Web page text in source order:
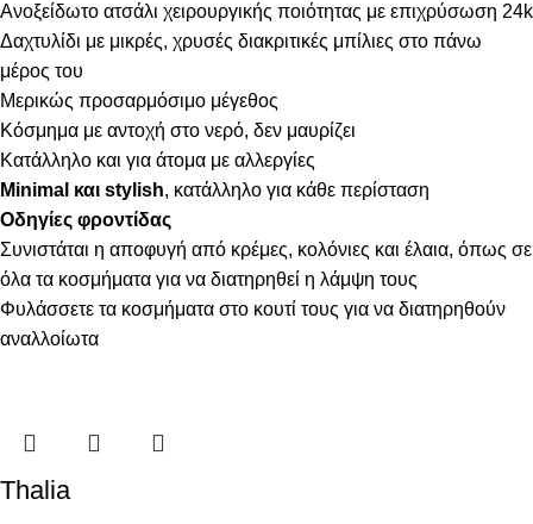
Ανοξείδωτο ατσάλι χειρουργικής ποιότητας με επιχρύσωση 24k
Δαχτυλίδι με μικρές, χρυσές διακριτικές μπίλιες στο πάνω
μέρος του
Μερικώς προσαρμόσιμo μέγεθος
Κόσμημα με αντοχή στο νερό, δεν μαυρίζει
Κατάλληλο και για άτομα με αλλεργίες
Minimal και stylish, κατάλληλο για κάθε περίσταση
Οδηγίες φροντίδας
Συνιστάται η αποφυγή από κρέμες, κολόνιες και έλαια, όπως σε
όλα τα κοσμήματα για να διατηρηθεί η λάμψη τους
Φυλάσσετε τα κοσμήματα στο κουτί τους για να διατηρηθούν
αναλλοίωτα
Thalia